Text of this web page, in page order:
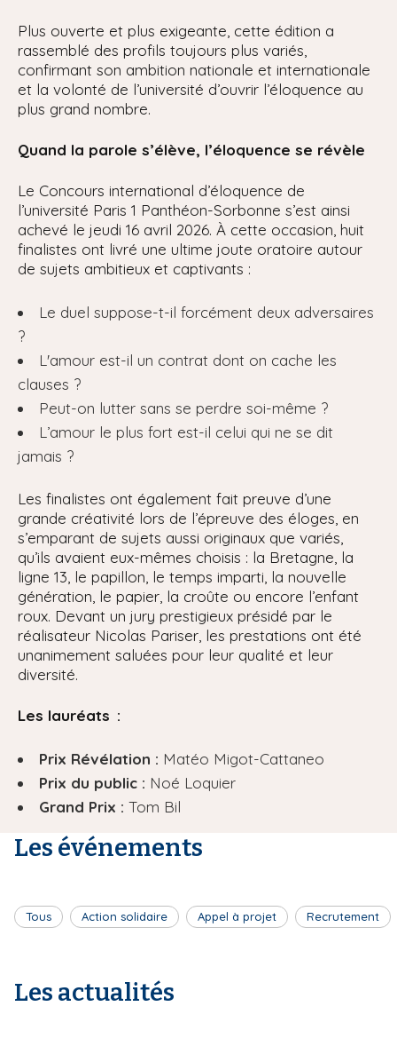
Plus ouverte et plus exigeante, cette édition a
rassemblé des profils toujours plus variés,
confirmant son ambition nationale et internationale
et la volonté de l’université d’ouvrir l’éloquence au
plus grand nombre.
Quand la parole s’élève, l’éloquence se révèle
Le Concours international d’éloquence de
l’université Paris 1 Panthéon-Sorbonne s’est ainsi
achevé le jeudi 16 avril 2026. À cette occasion, huit
finalistes ont livré une ultime joute oratoire autour
de sujets ambitieux et captivants :
Le duel suppose-t-il forcément deux adversaires
?
L'amour est-il un contrat dont on cache les
clauses ?
Peut-on lutter sans se perdre soi-même ?
L’amour le plus fort est-il celui qui ne se dit
jamais ?
Les finalistes ont également fait preuve d’une
grande créativité lors de l’épreuve des éloges, en
s’emparant de sujets aussi originaux que variés,
qu’ils avaient eux-mêmes choisis : la Bretagne, la
ligne 13, le papillon, le temps imparti, la nouvelle
génération, le papier, la croûte ou encore l’enfant
roux. Devant un jury prestigieux présidé par le
réalisateur Nicolas Pariser, les prestations ont été
unanimement saluées pour leur qualité et leur
diversité.
Les lauréats :
Prix Révélation : Matéo Migot-Cattaneo
Prix du public : Noé Loquier
Grand Prix : Tom Bil
Les événements
Tous Action solidaire Appel à projet Recrutement
Les actualités